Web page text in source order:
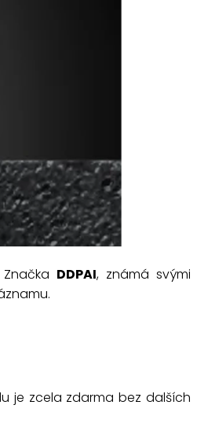
DDPAI, známá svými
je zcela zdarma bez dalších